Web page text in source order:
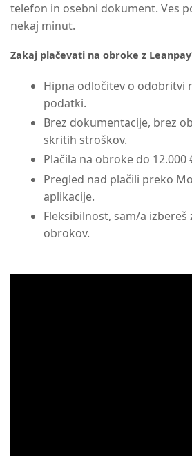
telefon in osebni dokument. Ves
nekaj minut.
Zakaj plačevati na obroke z
Hipna odločitev o odobritvi
podatki.
Brez dokumentacije, brez
skritih stroškov.
Plačila na obroke do
Pregled nad plačili preko
aplikacije.
Fleksibilnost, sam/a izbereš
obrokov.